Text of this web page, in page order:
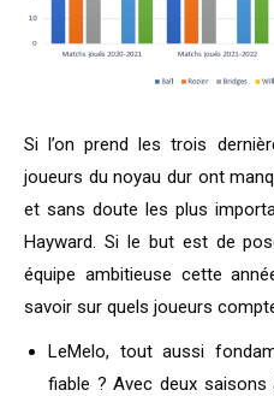
Si l’on prend les trois
joueurs du noyau dur ont
et sans doute les plus
Hayward. Si le but est de
équipe ambitieuse cette
savoir sur quels joueurs
LeMelo, tout aussi
fiable ? Avec deux saisons